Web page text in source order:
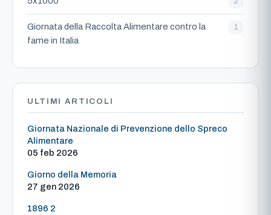
Giornata della Raccolta Alimentare contro la
fame in Italia
1
ULTIMI ARTICOLI
Giornata Nazionale di Prevenzione dello Spreco
Alimentare
05 feb 2026
Giorno della Memoria
27 gen 2026
1896 2